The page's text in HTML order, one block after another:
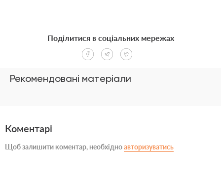
Рекомендовані матеріали
Поділитися в соціальних мережах
Коментарі
Щоб залишити коментар, необхідноавторизуватись